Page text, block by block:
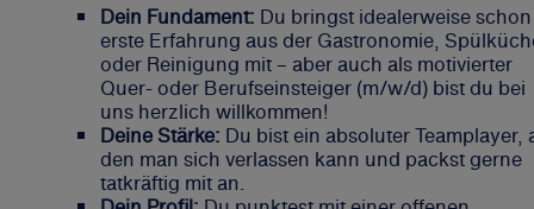
Dein Fundament: Du bringst idealerweise schon
erste Erfahrung aus der Gastronomie,
oder Reinigung mit – aber auch als motivierter
Quer- oder Berufseinsteiger (m/w/d) bist du bei
uns herzlich willkommen!
Deine Stärke: Du bist ein absoluter Teamplayer,
den man sich verlassen kann und packst gerne
tatkräftig mit an.